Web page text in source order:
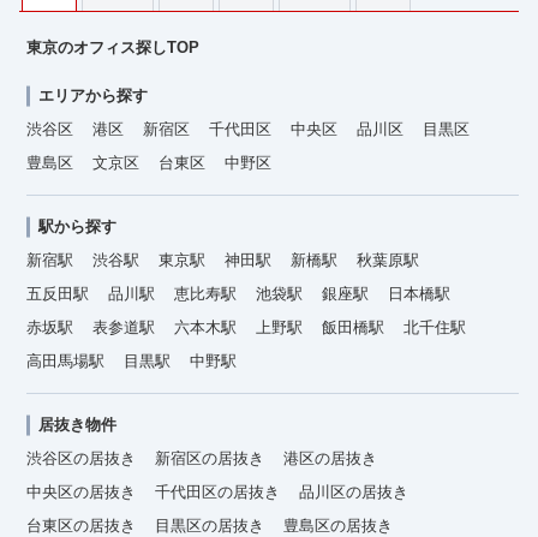
東京のオフィス探しTOP
エリアから探す
渋谷区
港区 新宿区 千代田区 中央区 品川区
目黒区
豊島区
文京区 台東区 中野区
駅から探す
新宿駅
渋谷駅 東京駅 神田駅 新橋駅
秋葉原駅
五反田駅
品川駅 恵比寿駅 池袋駅 銀座駅
日本橋駅
赤坂駅
表参道駅 六本木駅 上野駅 飯田橋駅
北千住駅
高田馬場駅
目黒駅 中野駅
居抜き物件
渋谷区の居抜き
新宿区の居抜き
港区の居抜き
中央区の居抜き
千代田区の居抜き
品川区の居抜き
台東区の居抜き
目黒区の居抜き
豊島区の居抜き